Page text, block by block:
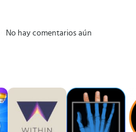
No hay comentarios aún